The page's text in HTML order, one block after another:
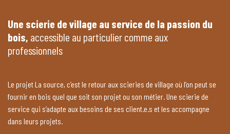
Une scierie de village au service de la passion du
bois, accessible au particulier comme aux
professionnels
Le projet La source, c’est le retour aux scieries de village où l’on peut se
fournir en bois quel que soit son projet ou son métier. Une scierie de
service qui s’adapte aux besoins de ses client.e.s et les accompagne
dans leurs projets.